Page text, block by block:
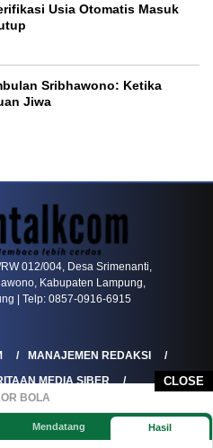
CLOSE
BOLA
Mendatang Hasil
Usia Otomatis Masuk
Sribhawono: Ketika
Jiwa
Entertainment Terus Mendorong
012/004, Desa Srimenanti,
Kabupaten Lampung,
| Telp: 0857-0916-6915
MANAJEMEN REDAKSI
MEDIA SIBER
IKLAN / ADVERTORIAL